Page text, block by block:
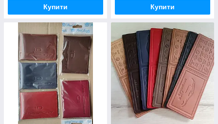
Купити Купити